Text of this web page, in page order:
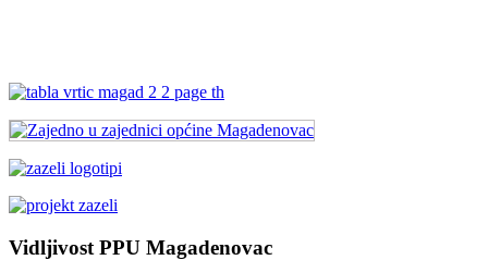
Vidljivost PPU Magadenovac